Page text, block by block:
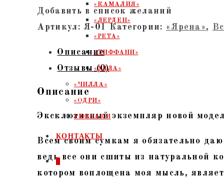
«КАМАЛИЯ»
«ЛЕРДЕН»
«РЕТА»
«ТИФФАНИ»
«УЛЛА»
«ЧИЛЛА»
«ОДРИ»
РЮКЗАКИ
КОНТАКТЫ
кожи.
Горчичная
рептилия,
тиснение,
бахрома,
антик
Добавить в список желаний
Артикул: Я-01 Категории: «Ярена»,
Описание
Отзывы (0)
Описание
Эксклюзивный экземпляр новой
Всем своим сумкам я обязательно
ведь все они сшиты из натуральной
котором воплощена моя мысль,